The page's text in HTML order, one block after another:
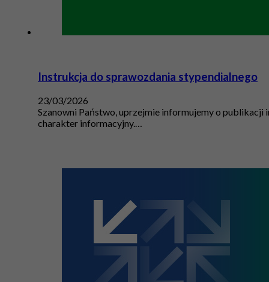
Instrukcja do sprawozdania stypendialnego
23/03/2026
Szanowni Państwo, uprzejmie informujemy o
charakter informacyjny.…